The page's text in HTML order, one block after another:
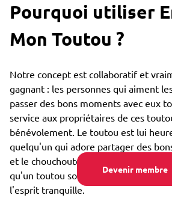
Devenir membre
Pourquoi utiliser
Mon Toutou ?
Notre concept est collaboratif et
gagnant : les personnes qui aiment
passer des bons moments avec eux
service aux propriétaires de ces
bénévolement. Le toutou est lui
quelqu'un qui adore partager des
et le chouchouter. Vous pouvez vous
qu'un toutou soit confié, afin de bien
l'esprit tranquille.